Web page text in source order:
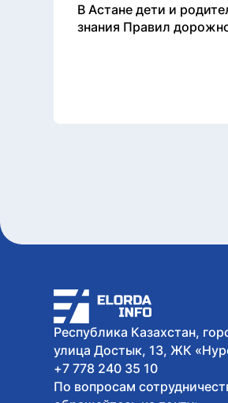
В Астане дети и
знания Правил
Республика Казахстан,
улица Достык, 13, ЖК
+7 778 240 35 10
По вопросам